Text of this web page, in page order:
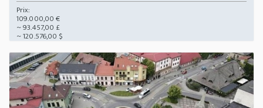
Prix:
109.000,00 €
~ 93.457,00 £
~ 120.576,00 $